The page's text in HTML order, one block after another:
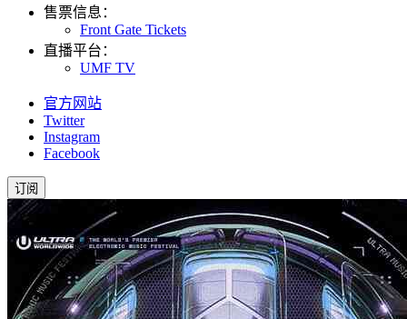
售票信息：
Front Gate Tickets
直播平台：
UMF TV
官方网站
Twitter
Instagram
Facebook
订阅